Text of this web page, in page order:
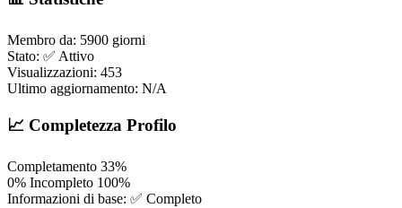
Membro da: 5900 giorni
Stato: ✅ Attivo
Visualizzazioni: 453
Ultimo aggiornamento: N/A
📈 Completezza Profilo
Completamento 33%
0% Incompleto 100%
Informazioni di base: ✅ Completo